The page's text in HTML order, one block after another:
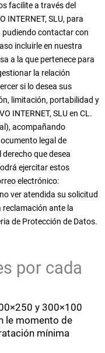
facilite a través del
INTERNET, SLU, para
pudiendo contactar con
incluirle en nuestra
a la que pertenece para
la relación
si lo desea sus
limitación, portabilidad y
INTERNET, SLU en CL.
acompañando
legal de
que desea
ejercitar estos
electrónico:
ver atendida su solicitud
reclamación ante la
de Protección de Datos.
por cada
y 300×100
le momento de
mínima